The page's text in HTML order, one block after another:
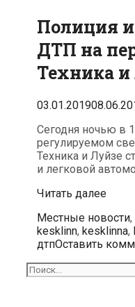
Полиция
ДТП на
Техника
03.01.2019
Сегодня ночью в
регулируемом
Техника и Луйзе
и легковой
Читать далее
ДТП
на
Рубрики
Местные новости,
kesklinn, kesklinna,
дтпОставить
Поиск
для: